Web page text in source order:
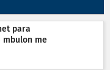
para
me